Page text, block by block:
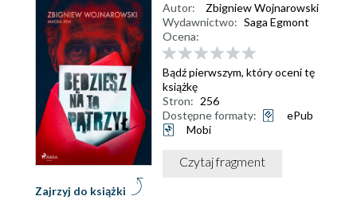
Zajrzyj do książki
Autor:
Zbigniew Wojnarowski
Wydawnictwo: Saga Egmont
Ocena:
Bądź pierwszym, który oceni tę
książkę
Stron: 256
Dostępne formaty:
ePub
Mobi
Czytaj fragment